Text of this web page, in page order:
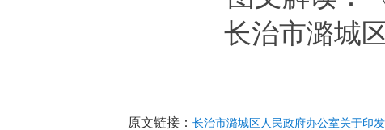
长治市潞城
原文链接： 长治市潞城区人民政府办公室关于印